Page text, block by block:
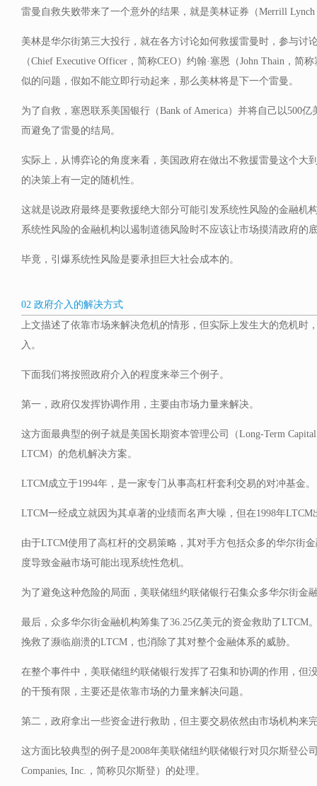
雷曼自救失败带来了一个意外的结果，就是美林证券（Merrill
美林是华尔街第三大投行，就在各方讨论如何救援雷曼时，参与讨
（Chief Executive Officer，简称CEO）约翰·塞恩（John Thain，简
似的问题，假如不能立即行动起来，那么美林将是下一个雷曼。
为了自救，塞恩联系美国银行（Bank of America）并将自己以500
而避免了雷曼的结局。
实际上，从博弈论的角度来看，美国政府在做出不救援雷曼这个大
的决策上有一定的随机性。
这就是说政府最终是要救援绝大部分可能引发系统性风险的金融机
系统性风险的金融机构以遏制道德风险时不应该让市场摸清政府的
毕竟，引爆系统性风险是要承担巨大社会成本的。
02 政府介入的解决方式
上文描述了依靠市场来解决危机的情形，但实际上发生大的危机时
入。
下面我们将按照政府介入的程度来举三个例子。
第一，政府仅发挥协调作用，主要由市场力量来解决。
这方面最典型的例子就是美国长期资本管理公司（Long-Term Capital
LTCM）的危机解决方案。
LTCM成立于1994年，是一家专门从事高杠杆套利交易的对冲基金。
LTCM一经成立就因为其卓著的业绩而名声大噪，但在1998年LTCM
由于LTCM使用了高杠杆的交易策略，其对手方包括众多的华尔街
度导致金融市场可能出现系统性危机。
为了避免这种危险的局面，美联储纽约联储银行召集众多华尔街金
最后，众多华尔街金融机构筹集了36.25亿美元的资金救助了LTCM
挽救了濒临崩溃的LTCM，也消除了其对整个金融体系的威胁。
在整个事件中，美联储纽约联储银行发挥了召集和协调的作用，但
的干预有限，主要还是依靠市场的力量来解决问题。
第二，政府拿出一些资金进行救助，但主要交易依然由市场机构来
这方面比较典型的例子是2008年美联储纽约联储银行对贝尔斯登公司
Companies, Inc.，简称贝尔斯登）的处理。